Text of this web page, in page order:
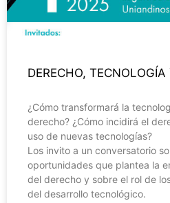
DERECHO,
¿Cómo transformará la
derecho? ¿Cómo incidirá el
uso de nuevas tecnologías?
Los invito a un conversatorio
oportunidades que plantea la
del derecho y sobre el rol de
del desarrollo tecnológico.